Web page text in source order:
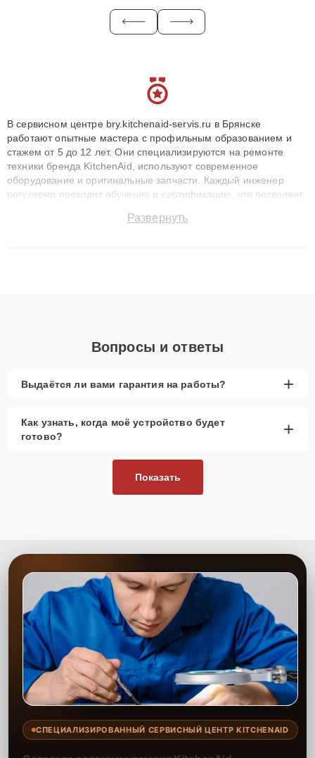
В сервисном центре bry.kitchenaid-servis.ru в Брянске
работают опытные мастера с профильным образованием и
стажем от 5 до 12 лет. Они специализируются на ремонте
техники бренда KitchenAid, используют современное
оборудование и оригинальные запчасти. Каждый инженер
регулярно проходит обучение и сертификацию, что позволяет
технику с сохранением гарантии до 3 лет. Наши мастера
Развернуть
Вопросы и ответы
Выдаётся ли вами гарантия на работы? +
Как узнать, когда моё устройство будет
готово?
+
Показать
СПЕЦИАЛИЗИРОВАННЫЙ СЕРВИСНЫЙ ЦЕНТР KITCHENAID